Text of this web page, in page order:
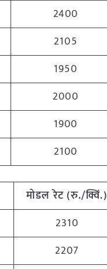
2400
2105
1950
2000
1900
2100
मोडल रेट(रु./क्विं.)
2310
2207